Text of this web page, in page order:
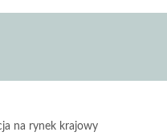
na rynek krajowy